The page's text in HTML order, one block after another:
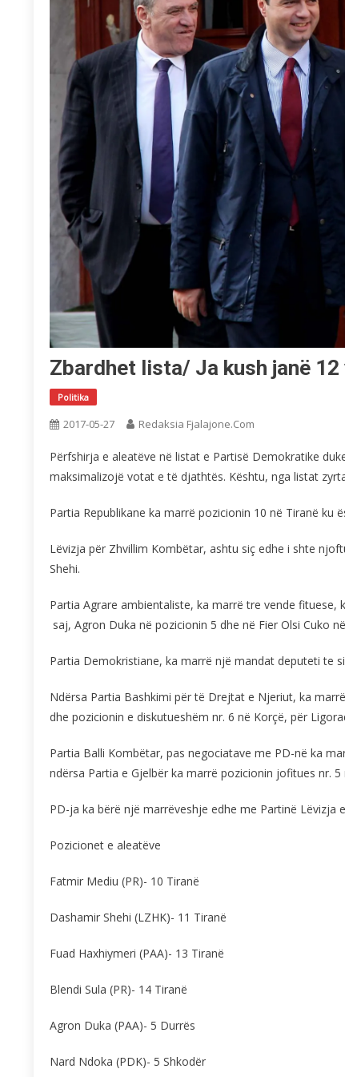
Zbardhet lista/ Ja kush janë
Politika
2017-05-27 Redaksia Fjalajone.com
Përfshirja e aleatëve në listat e Partisë Demokratike
maksimalizojë votat e të djathtës. Kështu, nga listat
Partia Republikane ka marrë pozicionin 10 në Tiranë ku
Lëvizja për Zhvillim Kombëtar, ashtu siç edhe i shte
Shehi.
Partia Agrare ambientaliste, ka marrë tre vende fituese,
saj, Agron Duka në pozicionin 5 dhe në Fier Olsi Cuko
Partia Demokristiane, ka marrë një mandat deputeti te
Ndërsa Partia Bashkimi për të Drejtat e Njeriut, ka
dhe pozicionin e diskutueshëm nr. 6 në Korçë, për
Partia Balli Kombëtar, pas negociatave me PD-në ka
ndërsa Partia e Gjelbër ka marrë pozicionin jofitues nr. 5
PD-ja ka bërë një marrëveshje edhe me Partinë
Pozicionet e aleatëve
Fatmir Mediu (PR)- 10 Tiranë
Dashamir Shehi (LZHK)- 11 Tiranë
Fuad Haxhiymeri (PAA)- 13 Tiranë
Blendi Sula (PR)- 14 Tiranë
Agron Duka (PAA)- 5 Durrës
Nard Ndoka (PDK)- 5 Shkodër